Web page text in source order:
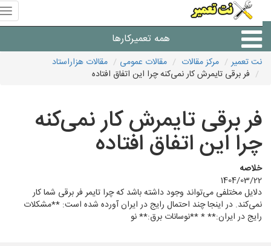
همه تعمیرکارها
شرکت های تعمیرات لوازم
نت تعمیر مرکز مقالات مقالات عمومی
مقالات هزاراستاد
فر برقی تایمرش کار نمی‌کنه چرا این اتفاق افتاده
فر برقی تایمرش کار نمی‌کنه
چرا این اتفاق افتاده
خلاصه
1404/03/22
دلایل مختلفی می‌تواند وجود داشته باشد که چرا تایمر فر برقی شما کار
نمی‌کند. در اینجا چند احتمال رایج در ایران آورده شده است: **مشکلات
رایج در ایران:** * **نوسانات برق:** نو